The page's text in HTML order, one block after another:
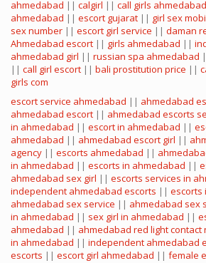
ahmedabad || calgirl || call girls ahmedabad
ahmedabad || escort gujarat || girl sex
sex number || escort girl service || daman
Ahmedabad escort || girls ahmedabad ||
ahmedabad girl || russian spa ahmedabad
|| call girl escort || bali prostitution price ||
girls com
escort service ahmedabad || ahmedabad
ahmedabad escort || ahmedabad escorts
in ahmedabad || escort in ahmedabad ||
ahmedabad || ahmedabad escort girl ||
agency || escorts ahmedabad ||
in ahmedabad || escorts in ahmedabad ||
ahmedabad sex girl || escorts services in
independent ahmedabad escorts || escorts
ahmedabad sex service || ahmedabad sex
in ahmedabad || sex girl in ahmedabad ||
ahmedabad || ahmedabad red light contact
in ahmedabad || independent ahmedabad
escorts || escort girl ahmedabad || female